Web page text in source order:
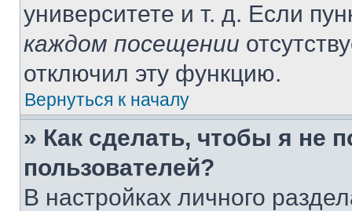
университете и т. д. Если
каждом посещении
отключил эту функцию.
Вернуться к началу
» Как сделать, чтобы я не
пользователей?
В настройках личного